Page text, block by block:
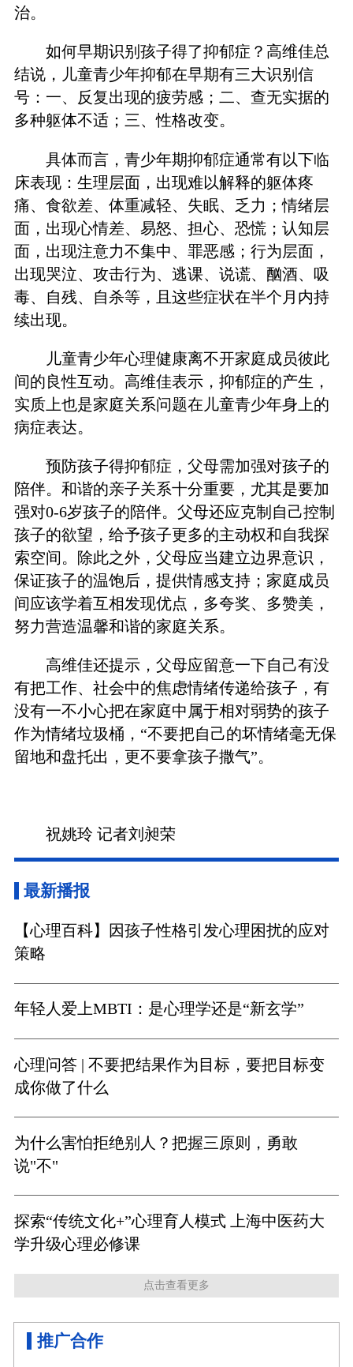
治。
如何早期识别孩子得了抑郁症？高维佳总
结说，儿童青少年抑郁在早期有三大识别信
号：一、反复出现的疲劳感；二、查无实据的
多种躯体不适；三、性格改变。
具体而言，青少年期抑郁症通常有以下临
床表现：生理层面，出现难以解释的躯体疼
痛、食欲差、体重减轻、失眠、乏力；情绪层
面，出现心情差、易怒、担心、恐慌；认知层
面，出现注意力不集中、罪恶感；行为层面，
出现哭泣、攻击行为、逃课、说谎、酗酒、吸
毒、自残、自杀等，且这些症状在半个月内持
续出现。
儿童青少年心理健康离不开家庭成员彼此
间的良性互动。高维佳表示，抑郁症的产生，
实质上也是家庭关系问题在儿童青少年身上的
病症表达。
预防孩子得抑郁症，父母需加强对孩子的
陪伴。和谐的亲子关系十分重要，尤其是要加
强对0-6岁孩子的陪伴。父母还应克制自己控制
孩子的欲望，给予孩子更多的主动权和自我探
索空间。除此之外，父母应当建立边界意识，
保证孩子的温饱后，提供情感支持；家庭成员
间应该学着互相发现优点，多夸奖、多赞美，
努力营造温馨和谐的家庭关系。
高维佳还提示，父母应留意一下自己有没
有把工作、社会中的焦虑情绪传递给孩子，有
没有一不小心把在家庭中属于相对弱势的孩子
作为情绪垃圾桶，“不要把自己的坏情绪毫无保
留地和盘托出，更不要拿孩子撒气”。
祝姚玲 记者刘昶荣
最新播报
【心理百科】因孩子性格引发心理困扰的应对
策略
年轻人爱上MBTI：是心理学还是“新玄学”
心理问答 | 不要把结果作为目标，要把目标变
成你做了什么
为什么害怕拒绝别人？把握三原则，勇敢
说"不"
探索“传统文化+”心理育人模式 上海中医药大
学升级心理必修课
点击查看更多
推广合作